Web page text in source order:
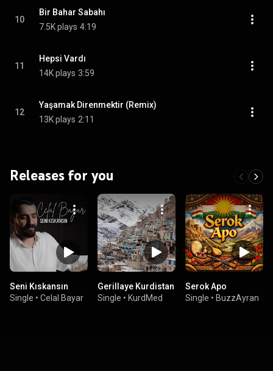
10
Bir Bahar Sabahı
7.5K plays 4:19
11
Hepsi Vardı
14K plays 3:59
12
Yaşamak Direnmektir (Remix)
13K plays 2:11
Releases for you
Seni Kıskansın
Single • Celal Bayar
Gerillaye Kurdistan
Single • KurdMed
Serok Apo
Single • BuzzAyran